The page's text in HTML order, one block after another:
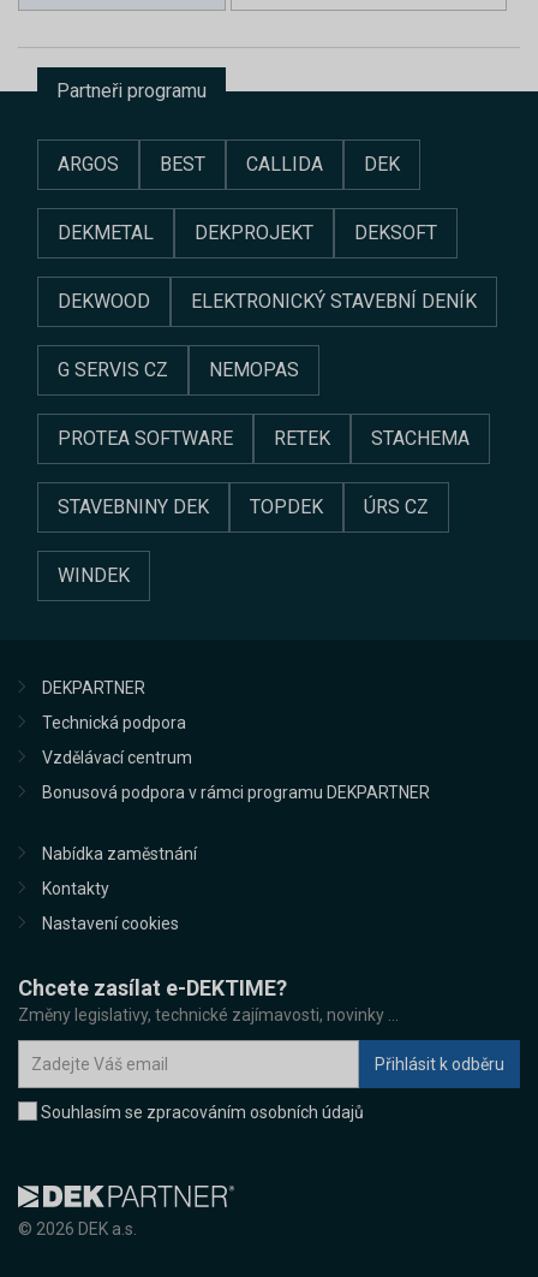
Partneři programu
ARGOS BEST CALLIDA DEK
DEKMETAL DEKPROJEKT DEKSOFT
DEKWOOD ELEKTRONICKÝ STAVEBNÍ DENÍK
G SERVIS CZ NEMOPAS
PROTEA SOFTWARE RETEK STACHEMA
STAVEBNINY DEK TOPDEK ÚRS CZ
WINDEK
© 2026 DEK a.s.
DEKPARTNER
Technická podpora
Vzdělávací centrum
Bonusová podpora v rámci programu DEKPARTNER
Nabídka zaměstnání
Kontakty
Nastavení cookies
Chcete zasílat e-DEKTIME?
Změny legislativy, technické zajímavosti, novinky ...
Souhlasím se zpracováním osobních údajů